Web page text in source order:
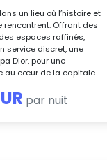
un lieu où l’histoire et
Offrant des
espaces raffinés,
service discret, une
Dior, pour une
au cœur de la capitale.
par nuit